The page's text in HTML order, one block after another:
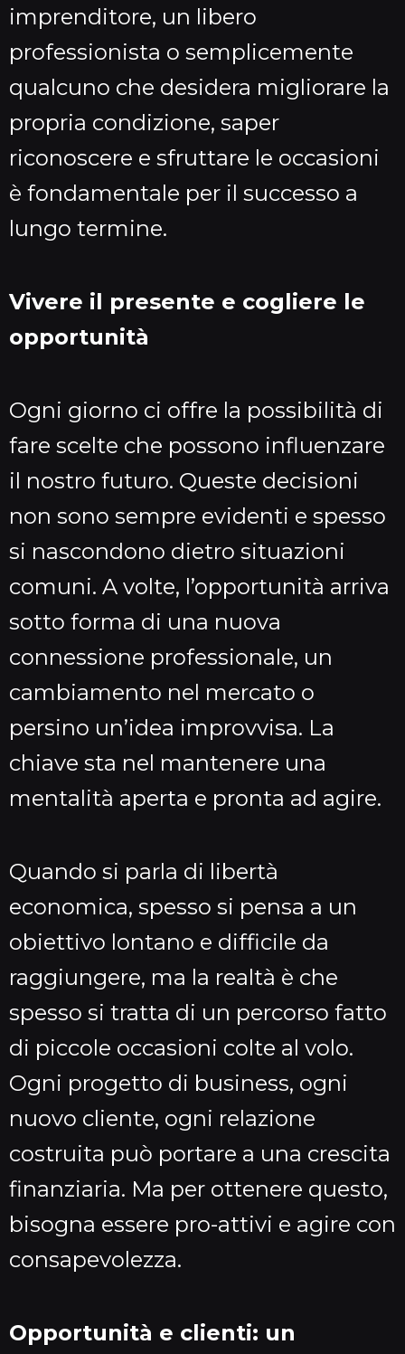
imprenditore, un libero
professionista o semplicemente
qualcuno che desidera migliorare la
propria condizione, saper
riconoscere e sfruttare le occasioni
è fondamentale per il successo a
lungo termine.
Vivere il presente e cogliere le
opportunità
Ogni giorno ci offre la possibilità di
fare scelte che possono influenzare
il nostro futuro. Queste decisioni
non sono sempre evidenti e spesso
si nascondono dietro situazioni
comuni. A volte, l’opportunità arriva
sotto forma di una nuova
connessione professionale, un
cambiamento nel mercato o
persino un’idea improvvisa. La
chiave sta nel mantenere una
mentalità aperta e pronta ad agire.
Quando si parla di libertà
economica, spesso si pensa a un
obiettivo lontano e difficile da
raggiungere, ma la realtà è che
spesso si tratta di un percorso fatto
di piccole occasioni colte al volo.
Ogni progetto di business, ogni
nuovo cliente, ogni relazione
costruita può portare a una crescita
finanziaria. Ma per ottenere questo,
bisogna essere pro-attivi e agire con
consapevolezza.
Opportunità e clienti: un